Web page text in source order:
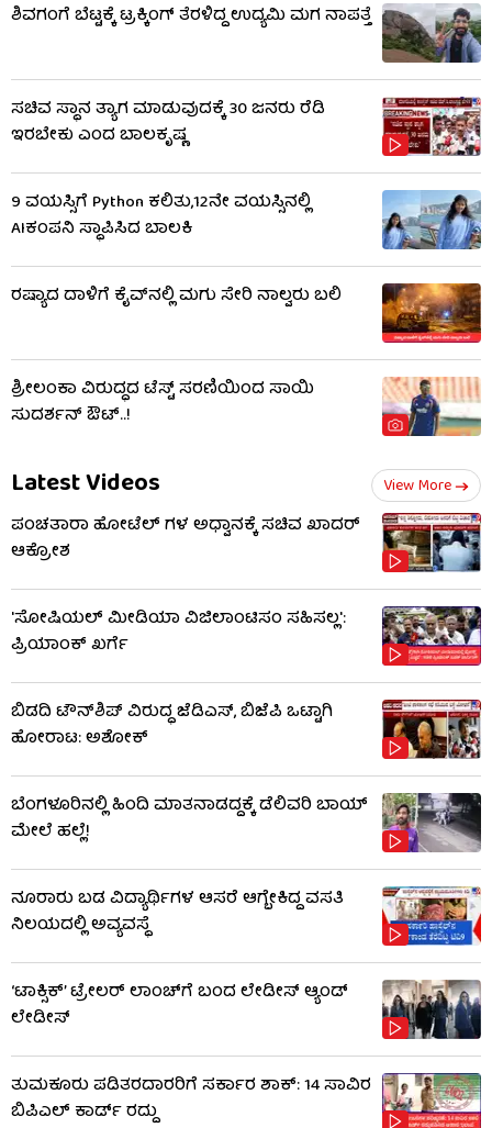
ಶಿವಗಂಗೆ ಬೆಟ್ಟಕ್ಕೆ ಟ್ರಕ್ಕಿಂಗ್​ ತೆರಳಿದ್ದ ಉದ್ಯಮಿ ಮಗ ನಾಪತ್ತೆ
ಸಚಿವ ಸ್ಥಾನ ತ್ಯಾಗ ಮಾಡುವುದಕ್ಕೆ 30 ಜನರು ರೆಡಿ
ಇರಬೇಕು ಎಂದ ಬಾಲಕೃಷ್ಣ
9 ವಯಸ್ಸಿಗೆ Python ಕಲಿತು,12ನೇ ವಯಸ್ಸಿನಲ್ಲಿ
AIಕಂಪನಿ ಸ್ಥಾಪಿಸಿದ ಬಾಲಕಿ
ರಷ್ಯಾದ ದಾಳಿಗೆ ಕೈವ್​​ನಲ್ಲಿ ಮಗು ಸೇರಿ ನಾಲ್ವರು ಬಲಿ
ಶ್ರೀಲಂಕಾ ವಿರುದ್ಧದ ಟೆಸ್ಟ್ ಸರಣಿಯಿಂದ ಸಾಯಿ
ಸುದರ್ಶನ್ ಔಟ್..!
Latest Videos View More
ಪಂಚತಾರಾ ಹೋಟೆಲ್ ಗಳ ಅಧ್ವಾನಕ್ಕೆ ಸಚಿವ ಖಾದರ್
ಆಕ್ರೋಶ
'ಸೋಷಿಯಲ್ ಮೀಡಿಯಾ ವಿಜಿಲಾಂಟಿಸಂ ಸಹಿಸಲ್ಲ':
ಪ್ರಿಯಾಂಕ್ ಖರ್ಗೆ
ಬಿಡದಿ ಟೌನ್​ಶಿಪ್ ವಿರುದ್ಧ ಜೆಡಿಎಸ್, ಬಿಜೆಪಿ ಒಟ್ಟಾಗಿ
ಹೋರಾಟ: ಅಶೋಕ್
ಬೆಂಗಳೂರಿನಲ್ಲಿ ಹಿಂದಿ ಮಾತನಾಡದ್ದಕ್ಕೆ ಡೆಲಿವರಿ ಬಾಯ್
ಮೇಲೆ ಹಲ್ಲೆ!
ನೂರಾರು ಬಡ ವಿದ್ಯಾರ್ಥಿಗಳ ಆಸರೆ ಆಗ್ಬೇಕಿದ್ದ ವಸತಿ
ನಿಲಯದಲ್ಲಿ ಅವ್ಯವಸ್ಥೆ
‘ಟಾಕ್ಸಿಕ್’ ಟ್ರೇಲರ್ ಲಾಂಚ್​ಗೆ ಬಂದ ಲೇಡೀಸ್ ಆ್ಯಂಡ್
ಲೇಡೀಸ್
ತುಮಕೂರು ಪಡಿತರದಾರರಿಗೆ ಸರ್ಕಾರ ಶಾಕ್: 14 ಸಾವಿರ
ಬಿಪಿಎಲ್ ಕಾರ್ಡ್ ರದ್ದು